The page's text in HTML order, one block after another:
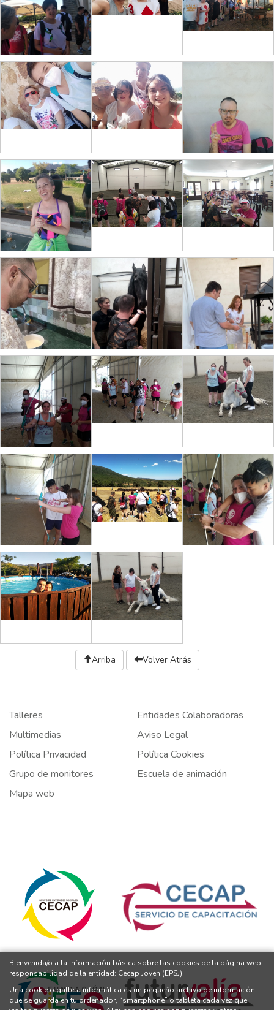
Arriba Volver Atrás
Talleres
Entidades Colaboradoras
Multimedias
Aviso Legal
Política Privacidad
Política Cookies
Grupo de monitores
Escuela de animación
Mapa web
Bienvenida/o a la información básica sobre las cookies de la página web
responsabilidad de la entidad: Cecap Joven (EPSJ)
Una cookie o galleta informática es un pequeño archivo de información
que se guarda en tu ordenador, “smartphone” o tableta cada vez que